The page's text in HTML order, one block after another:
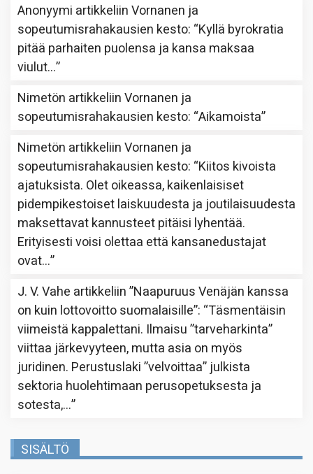
Anonyymi artikkeliinVornanen ja
sopeutumisrahakausien kesto: “Kyllä byrokratia
pitää parhaiten puolensa ja kansa maksaa
viulut…”
Nimetön artikkeliinVornanen ja
sopeutumisrahakausien kesto: “Aikamoista”
Nimetön artikkeliinVornanen ja
sopeutumisrahakausien kesto: “Kiitos kivoista
ajatuksista. Olet oikeassa, kaikenlaisiset
pidempikestoiset laiskuudesta ja joutilaisuudesta
maksettavat kannusteet pitäisi lyhentää.
Erityisesti voisi olettaa että kansanedustajat
ovat…”
J. V. Vahe artikkeliin”Naapuruus Venäjän kanssa
on kuin lottovoitto suomalaisille”: “Täsmentäisin
viimeistä kappalettani. Ilmaisu ”tarveharkinta”
viittaa järkevyyteen, mutta asia on myös
juridinen. Perustuslaki ”velvoittaa” julkista
sektoria huolehtimaan perusopetuksesta ja
sotesta,…”
SISÄLTÖ